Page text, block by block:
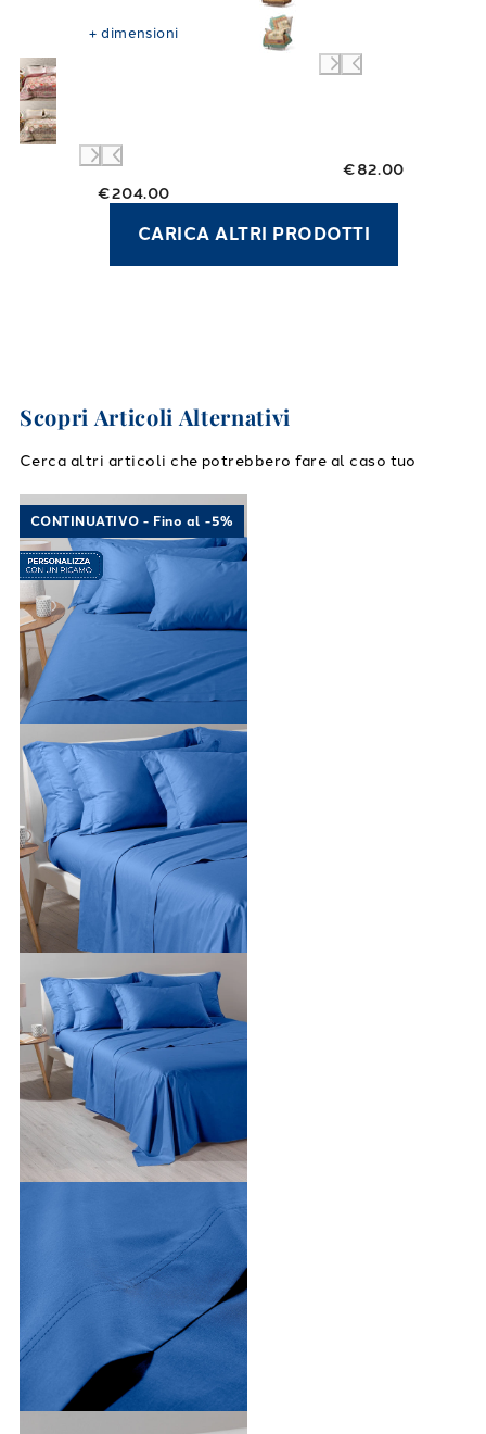
250 gr/mq
€204.00
+dimensioni
€82.00
CARICA ALTRI PRODOTTI
Scopri Articoli Alternativi
Cerca altri articoli che potrebbero fare al caso tuo
Link to "Completo Lenzuola Cotone tinta
CONTINUATIVO - Fino al -5%